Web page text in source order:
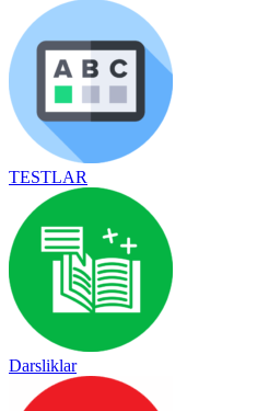
TESTLAR
Darsliklar